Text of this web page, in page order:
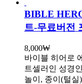
BIBLE
트-무료버전
8,000₩
바이블 히어로
트셀러인 성경
놀이, 종이(털